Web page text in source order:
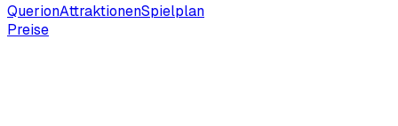
QuerionAttraktionenSpielplan
Preise